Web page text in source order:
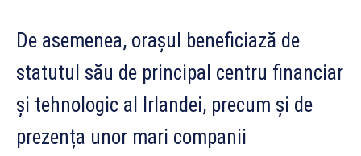
De asemenea, orașul beneficiază de
statutul său de principal centru financiar
și tehnologic al Irlandei, precum și de
prezența unor mari companii